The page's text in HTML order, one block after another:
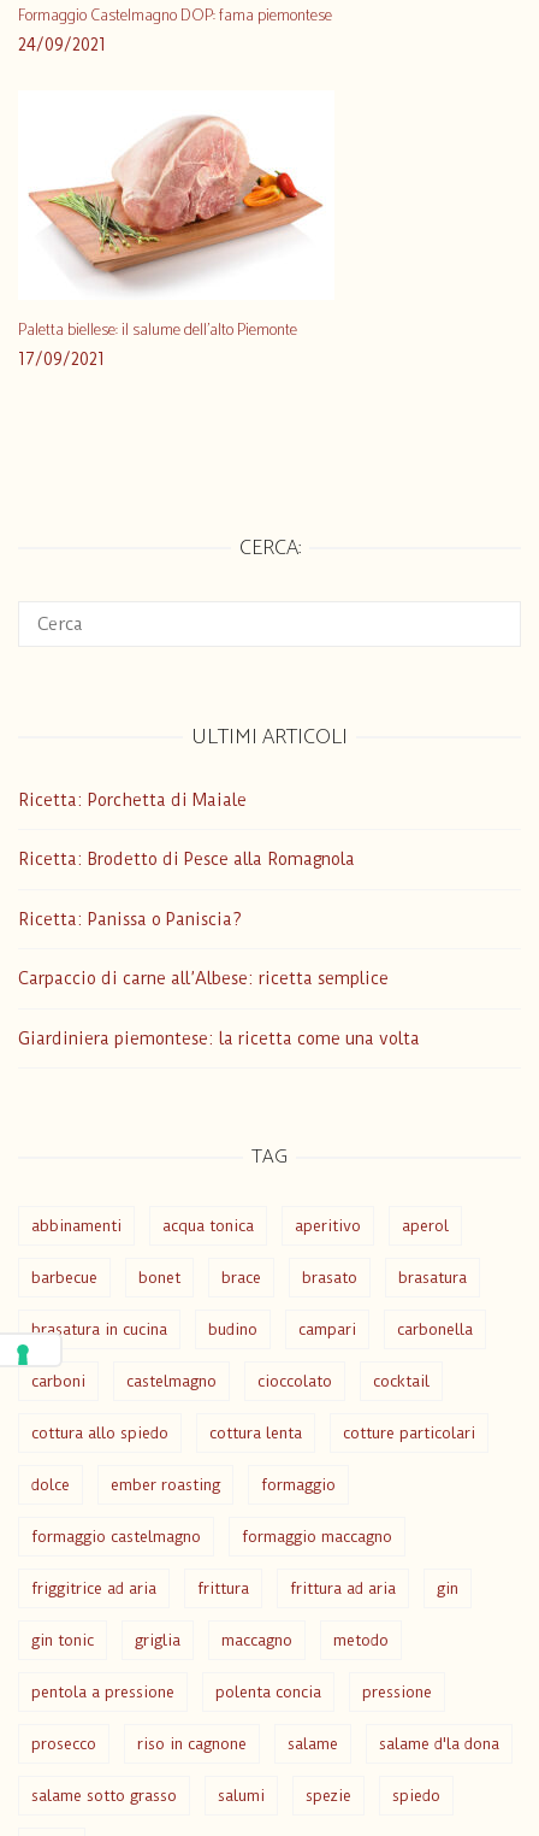
Formaggio Castelmagno DOP: fama piemontese
24/09/2021
Paletta biellese: il salume dell’alto Piemonte
17/09/2021
CERCA:
ULTIMI ARTICOLI
Ricetta: Porchetta di Maiale
Ricetta: Brodetto di Pesce alla Romagnola
Ricetta: Panissa o Paniscia?
Carpaccio di carne all’Albese: ricetta semplice
Giardiniera piemontese: la ricetta come una volta
TAG
abbinamenti acqua tonica aperitivo aperol
barbecue bonet brace brasato brasatura
brasatura in cucina budino campari carbonella
carboni castelmagno cioccolato cocktail
cottura allo spiedo cottura lenta cotture particolari
dolce ember roasting formaggio
formaggio castelmagno formaggio maccagno
friggitrice ad aria frittura frittura ad aria gin
gin tonic griglia maccagno metodo
pentola a pressione polenta concia pressione
prosecco riso in cagnone salame salame d'la dona
salame sotto grasso salumi spezie spiedo